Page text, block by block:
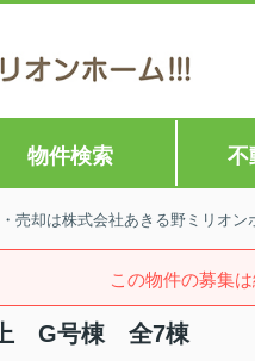
物件検索 不
売却は株式会社あきる野ミリオン
この物件の募集は
G号棟 全7棟